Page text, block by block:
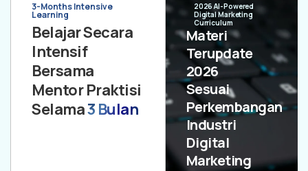
3-Months Intensive
Learning
Belajar Secara
Intensif
Bersama
Mentor Praktisi
Selama3 Bulan
2026 AI-Powered
Digital Marketing
Curriculum
Materi
Terupdate
2026
Sesuai
Perkembangan
Industri
Digital
Marketing